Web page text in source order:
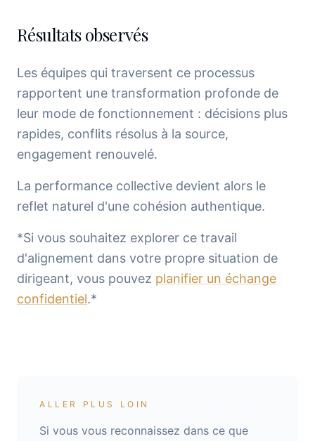
Résultats observés
Les équipes qui traversent ce processus
rapportent une transformation profonde de
leur mode de fonctionnement : décisions plus
rapides, conflits résolus à la source,
engagement renouvelé.
La performance collective devient alors le
reflet naturel d'une cohésion authentique.
*Si vous souhaitez explorer ce travail
d'alignement dans votre propre situation de
dirigeant, vous pouvez planifier un échange
confidentiel.*
ALLER PLUS LOIN
Si vous vous reconnaissez dans ce que